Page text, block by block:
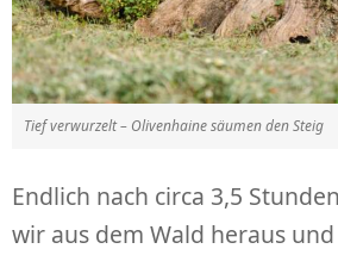
Tief verwurzelt – Olivenhaine säumen den Steig
Endlich nach circa 3,5
wir aus dem Wald heraus